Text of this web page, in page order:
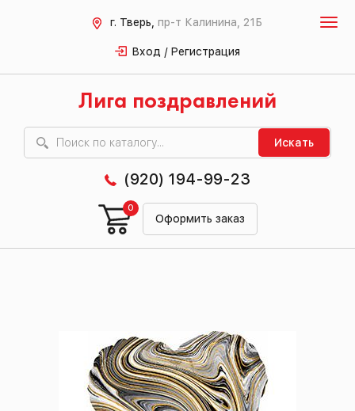
г. Тверь, пр-т Калинина, 21Б
Вход / Регистрация
Лига поздравлений
Искать
(920) 194-99-23
Оформить заказ
0